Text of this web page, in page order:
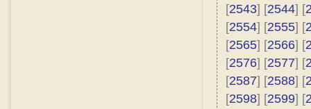
[2543] [2544] [
[2554] [2555] [
[2565] [2566] [
[2576] [2577] [
[2587] [2588] [
[2598] [2599] [